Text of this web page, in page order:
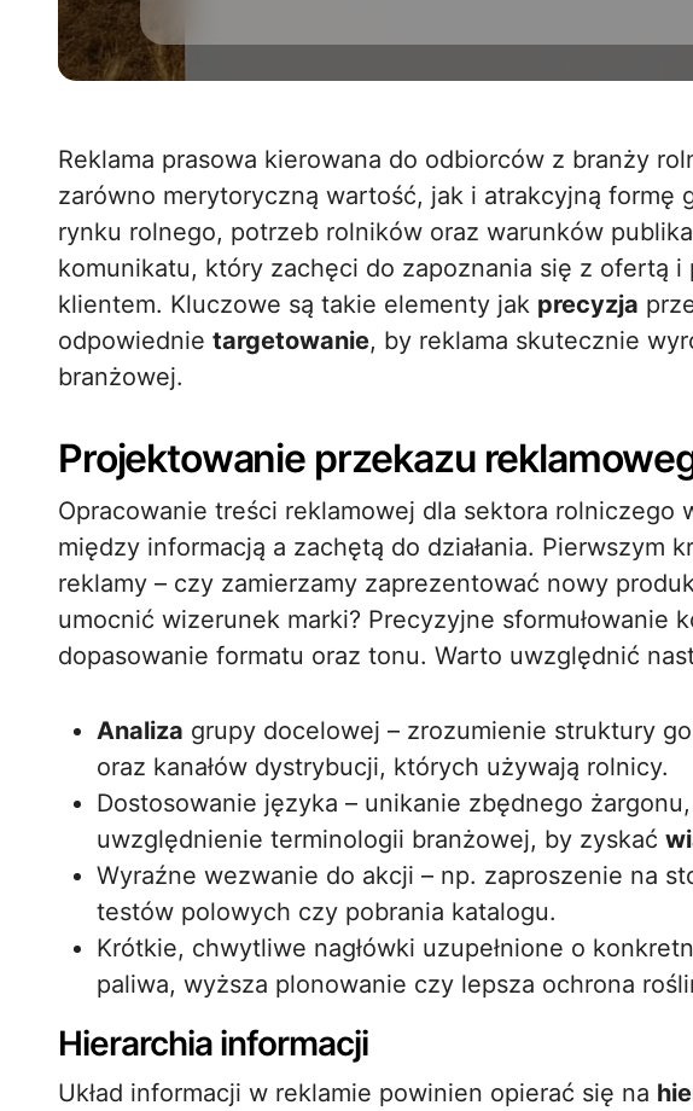
Reklama prasowa kierowana do odbiorców z branży rolniczej powinna łączyć w sobie
zarówno merytoryczną wartość, jak i atrakcyjną formę
rynku rolnego, potrzeb rolników oraz warunków
komunikatu, który zachęci do zapoznania się z ofertą
klientem. Kluczowe są takie elementy jak precyzja
odpowiednie targetowanie, by reklama skutecznie
branżowej.
Projektowanie przekazu
Opracowanie treści reklamowej dla sektora rolniczego
między informacją a zachętą do działania. Pierwszym
reklamy – czy zamierzamy zaprezentować nowy
umocnić wizerunek marki? Precyzyjne sformułowanie
dopasowanie formatu oraz tonu. Warto uwzględnić
Analiza grupy docelowej – zrozumienie struktury
oraz kanałów dystrybucji, których używają rolnicy.
Dostosowanie języka – unikanie zbędnego
uwzględnienie terminologii branżowej, by zyskać
Wyraźne wezwanie do akcji – np. zaproszenie na
testów polowych czy pobrania katalogu.
Krótkie, chwytliwe nagłówki uzupełnione o
paliwa, wyższa plonowanie czy lepsza ochrona
Hierarchia informacji
Układ informacji w reklamie powinien opierać się na